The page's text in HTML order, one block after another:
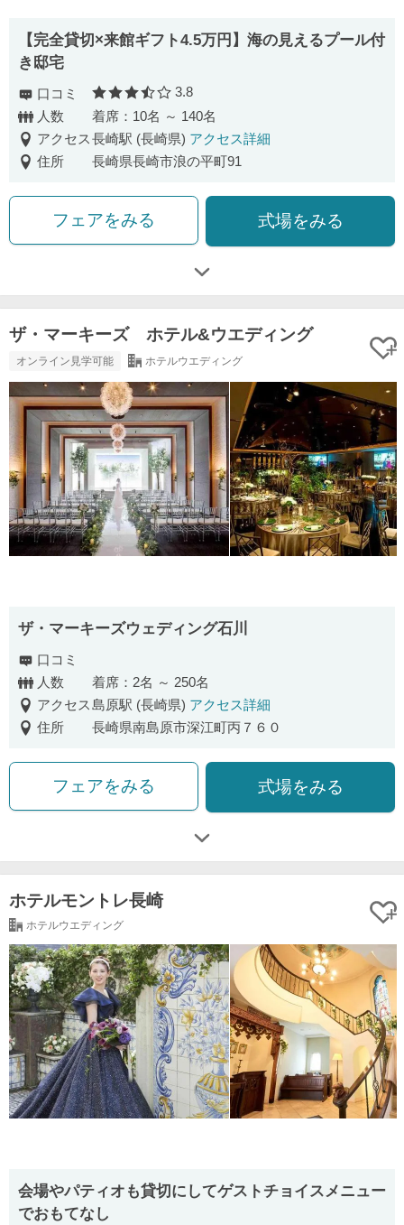
【完全貸切×来館ギフト4.5万円】海の見えるプール付
き邸宅
口コミ 口コミ評価
3.8
人数
着席：10名 ～ 140名
アクセス長崎駅 (長崎県) アクセス詳細
住所
長崎県長崎市浪の平町91
フェアをみる 式場をみる
ザ・マーキーズ ホテル&ウエディング
オンライン見学可能 ホテルウエディング
ザ・マーキーズウェディング石川
口コミ
人数
着席：2名 ～ 250名
アクセス島原駅 (長崎県) アクセス詳細
住所
長崎県南島原市深江町丙７６０
フェアをみる 式場をみる
ホテルモントレ長崎
ホテルウエディング
会場やパティオも貸切にしてゲストチョイスメニュー
でおもてなし